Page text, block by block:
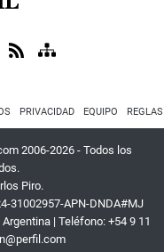
PRIVACIDAD EQUIPO
2006-2026 - Todos los
Piro.
31002957-APN-DNDA#MJ
Argentina | Teléfono: +54 9 11